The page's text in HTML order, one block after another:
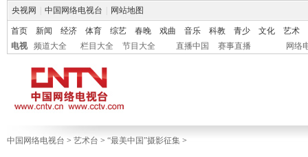
央视网 中国网络电视台 网站地图
首页 新闻 经济 体育 综艺 春晚 戏曲 音乐 科教 青少 文化
艺术
电视
频道大全 栏目大全 节目大全 直播中国 赛事直播 网络
中国网络电视台 > 艺术台 > “最美中国”摄影征集 >